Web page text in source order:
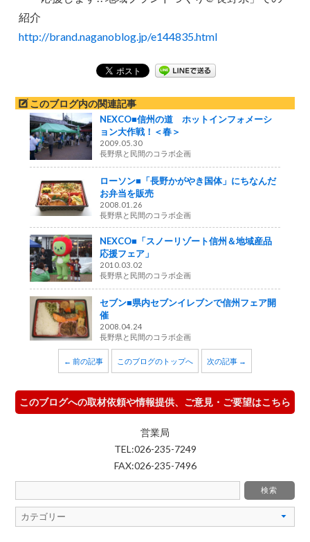
紹介
http://brand.naganoblog.jp/e144835.html
このブログ内の関連記事
NEXCO■信州の道 ホットインフォメーシ
ョン大作戦！＜春＞
2009.05.30
長野県と民間のコラボ企画
ローソン■「長野かがやき国体」にちなんだ
お弁当を販売
2008.01.26
長野県と民間のコラボ企画
NEXCO■「スノーリゾート信州＆地域産品
応援フェア」
2010.03.02
長野県と民間のコラボ企画
セブン■県内セブンイレブンで信州フェア開
催
2008.04.24
長野県と民間のコラボ企画
← 前の記事 このブログのトップへ 次の記事 →
このブログへの取材依頼や情報提供、ご意見・ご要望はこちら
営業局
TEL:026-235-7249
FAX:026-235-7496